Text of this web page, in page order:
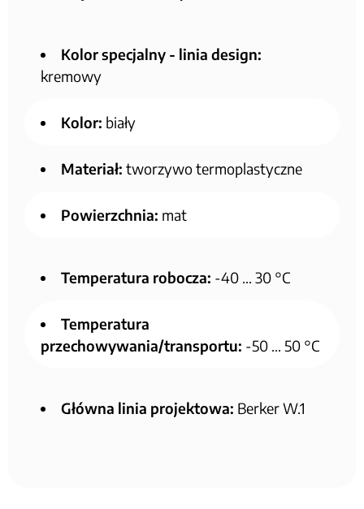
Kolor specjalny - linia design:
kremowy
Kolor: biały
Materiał: tworzywo termoplastyczne
Powierzchnia: mat
Temperatura robocza: -40 … 30 °C
Temperatura
przechowywania/transportu: -50 … 50 °C
Główna linia projektowa: Berker W.1